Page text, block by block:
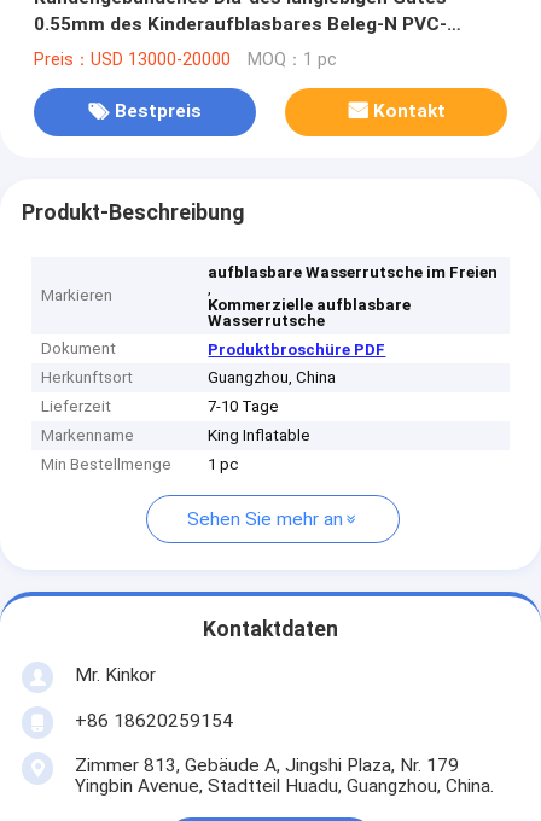
0.55mm des Kinderaufblasbares Beleg-N PVC-
Planen-Material
Preis：USD 13000-20000 MOQ：1 pc
Bestpreis Kontakt
Produkt-Beschreibung
Markieren
aufblasbare Wasserrutsche im Freien
,
Kommerzielle aufblasbare
Wasserrutsche
Dokument
Produktbroschüre PDF
Herkunftsort
Guangzhou, China
Lieferzeit
7-10 Tage
Markenname
King Inflatable
Min Bestellmenge
1 pc
Sehen Sie mehr an
Kontaktdaten
Mr. Kinkor
+86 18620259154
Zimmer 813, Gebäude A, Jingshi Plaza, Nr. 179
Yingbin Avenue, Stadtteil Huadu, Guangzhou, China.